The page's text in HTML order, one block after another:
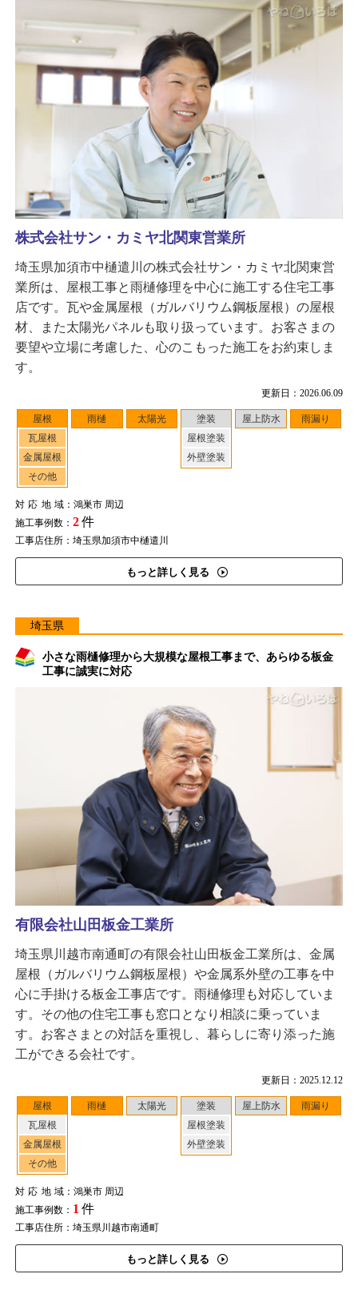
更新日：2026.06.09
屋根
瓦屋根
金属屋根
その他
雨樋 太陽光
塗装
屋根塗装
外壁塗装
屋上防水 雨漏り
対応地域：鴻巣市 周辺
施工事例数： 2件
工事店住所：埼玉県加須市中樋遣川
もっと詳しく見る
株式会社サン・カミヤ北関東営業所
埼玉県加須市中樋遣川の株式会社サン・カミヤ北関東営
業所は、屋根工事と雨樋修理を中心に施工する住宅工事
店です。瓦や金属屋根（ガルバリウム鋼板屋根）の屋根
材、また太陽光パネルも取り扱っています。お客さまの
要望や立場に考慮した、心のこもった施工をお約束しま
す。
埼玉県
小さな雨樋修理から大規模な屋根工事まで、あらゆる板金
工事に誠実に対応
更新日：2025.12.12
屋根
瓦屋根
金属屋根
その他
雨樋 太陽光
塗装
屋根塗装
外壁塗装
屋上防水 雨漏り
対応地域：鴻巣市 周辺
施工事例数： 1 件
工事店住所：埼玉県川越市南通町
もっと詳しく見る
有限会社山田板金工業所
埼玉県川越市南通町の有限会社山田板金工業所は、金属
屋根（ガルバリウム鋼板屋根）や金属系外壁の工事を中
心に手掛ける板金工事店です。雨樋修理も対応していま
す。その他の住宅工事も窓口となり相談に乗っていま
す。お客さまとの対話を重視し、暮らしに寄り添った施
工ができる会社です。